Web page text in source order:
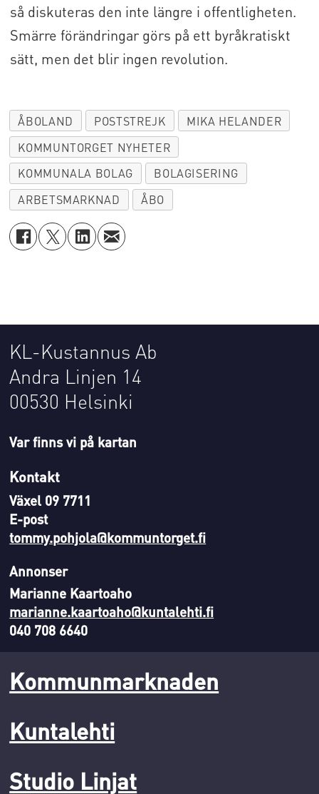
så diskuteras den inte längre i offentligheten.
Smärre förändringar görs på ett byråkratiskt
sätt, men det blir ingen revolution.
ÅBOLAND POSTSTREJK
MIKA HELANDER
KOMMUNTORGET NYHETER
KOMMUNALA BOLAG
BOLAGISERING
ARBETSMARKNAD
ÅBO
KL-Kustannus Ab
Andra Linjen 14
00530 Helsinki
Var finns vi på kartan
Kontakt
Växel 09 7711
E-post
tommy.pohjola@kommuntorget.fi
Annonser
Marianne Kaartoaho
marianne.kaartoaho@kuntalehti.fi
040 708 6640
Kommunmarknaden
Kuntalehti
Studio Linjat